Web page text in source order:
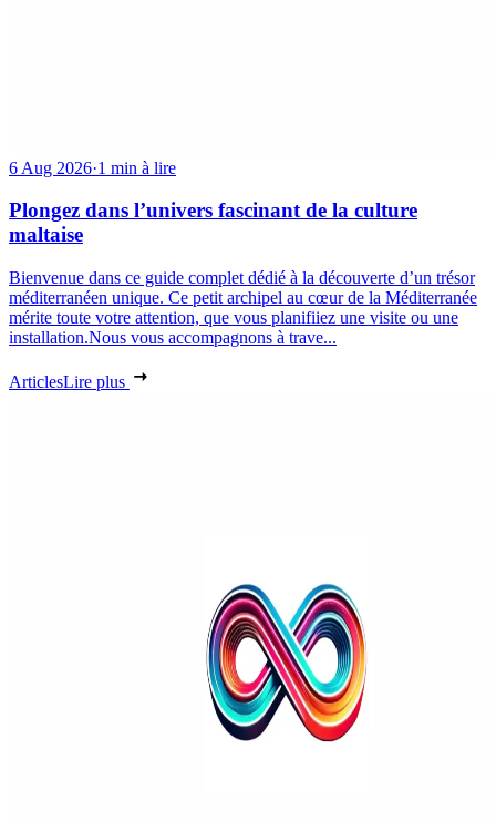
6 Aug 2026·1 min à lire
Plongez dans l’univers fascinant de la culture
maltaise
Bienvenue dans ce guide complet dédié à la découverte d’un trésor
méditerranéen unique. Ce petit archipel au cœur de la Méditerranée
mérite toute votre attention, que vous planifiiez une visite ou une
installation.Nous vous accompagnons à trave...
ArticlesLire plus